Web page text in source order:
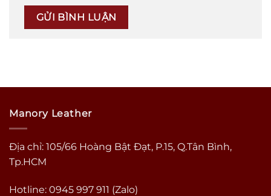
Manory Leather
Địa chỉ: 105/66 Hoàng Bật Đạt, P.15, Q.Tân Bình,
Tp.HCM
Hotline: 0945 997 911 (Zalo)